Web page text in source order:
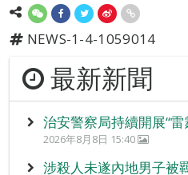
NEWS-1-4-1059014
最新新聞
治安警察局持續開展“
2026年8月8日 15:40
涉殺人未遂內地男子被